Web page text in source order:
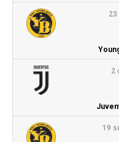
23
2
19